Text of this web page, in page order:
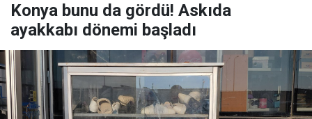
Konya bunu da gördü! Askıda
ayakkabı dönemi başladı